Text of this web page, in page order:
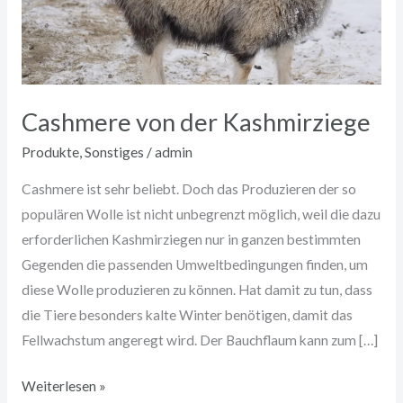
Cashmere von der Kashmirziege
Produkte,Sonstiges /admin
Cashmere ist sehr beliebt. Doch das Produzieren der so
populären Wolle ist nicht unbegrenzt möglich, weil die dazu
erforderlichen Kashmirziegen nur in ganzen bestimmten
Gegenden die passenden Umweltbedingungen finden, um
diese Wolle produzieren zu können. Hat damit zu tun, dass
die Tiere besonders kalte Winter benötigen, damit das
Fellwachstum angeregt wird. Der Bauchflaum kann zum […]
Weiterlesen »